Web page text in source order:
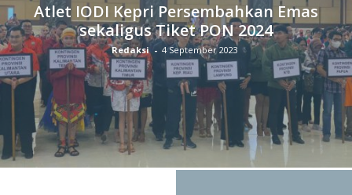
Atlet IODI Kepri Persembahkan Emas
sekaligus Tiket PON 2024
Redaksi - 4 September 2023